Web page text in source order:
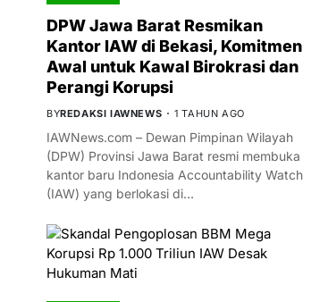
DPW Jawa Barat Resmikan
Kantor IAW di Bekasi, Komitmen
Awal untuk Kawal Birokrasi dan
Perangi Korupsi
BYREDAKSI IAWNEWS 1 TAHUN AGO
IAWNews.com – Dewan Pimpinan Wilayah
(DPW) Provinsi Jawa Barat resmi membuka
kantor baru Indonesia Accountability Watch
(IAW) yang berlokasi di…